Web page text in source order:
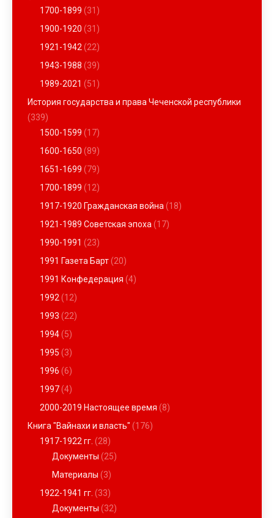
1700-1899 (31)
1900-1920 (31)
1921-1942 (22)
1943-1988 (39)
1989-2021 (51)
История государства и права Чеченской республики
(339)
1500-1599 (17)
1600-1650 (89)
1651-1699 (79)
1700-1899 (12)
1917-1920 Гражданская война (18)
1921-1989 Советская эпоха (17)
1990-1991 (23)
1991 Газета Барт(20)
1991 Конфедерация (4)
1992 (12)
1993 (22)
1994(5)
1995 (3)
1996 (6)
1997(4)
2000-2019 Настоящее время (8)
Книга "Вайнахи и власть" (176)
1917-1922 гг. (28)
Документы (25)
Материалы (3)
1922-1941 гг. (33)
Документы (32)